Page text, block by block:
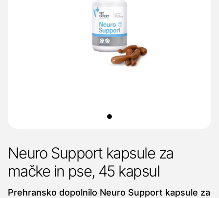
Neuro Support kapsule za
mačke in pse, 45 kapsul
Prehransko dopolnilo Neuro Support kapsule za